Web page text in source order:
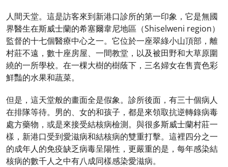
人間天堂。這是訪客來到新港口診所的第一印象，它是無國
界醫生在斯威士蘭的希塞爾韋尼地區（Shiselweni region）
監督的十七個醫療中心之一。它位於一座翠綠小山頂部，離
村莊不遠，數十座房屋、一間教堂，以及被田野和大草原圍
繞的一所學校。在一棵大樹的樹蔭下，三名婦女在售賣色彩
鮮豔的水果和蔬菜。
但是，這天堂般的畫面全是假象。診所後面，有三十個病人
在排隊等待。男的、女的和孩子，都是來領取抗逆轉錄病毒
處方藥物，或是來接受結核病檢測。與很多斯威士蘭村莊一
樣，新港口受到愛滋病和結核病的雙重打擊。這裡四分之一
的成年人的免疫缺乏病毒呈陽性，更嚴重的是，每年感染結
核病的數千人之中有八成同樣感染愛滋病。